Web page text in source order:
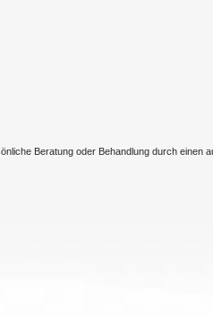
Beratung oder Behandlung durch einen